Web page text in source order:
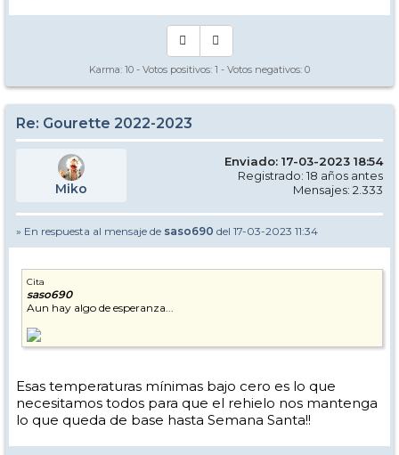
Karma: 10 - Votos positivos: 1 - Votos negativos: 0
Re: Gourette 2022-2023
Miko
Enviado: 17-03-2023 18:54
Registrado: 18 años antes
Mensajes: 2.333
» En respuesta al mensaje de saso690 del 17-03-2023 11:34
Cita
saso690
Aun hay algo de esperanza...
Esas temperaturas mínimas bajo cero es lo que
necesitamos todos para que el rehielo nos mantenga
lo que queda de base hasta Semana Santa!!